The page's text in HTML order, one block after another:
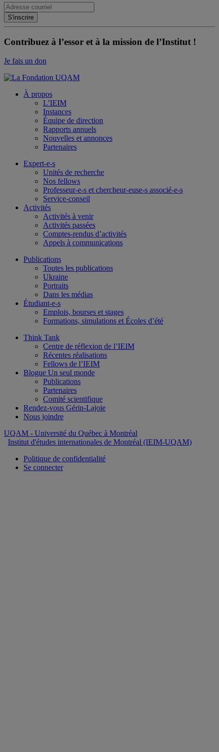
Contribuez à l’essor et à la mission de l’Institut !
Je fais un don
À propos
L’IEIM
Instances
Équipe de direction
Rapports annuels
Nouvelles et annonces
Partenaires
Expert-e-s
Unités de recherche
Nos fellows
Professeur-e-s et chercheur-euse-s associé-e-s
Service-conseil
Activités
Activités à venir
Activités passées
Comptes-rendus d’activités
Appels à communications
Publications
Toutes les publications
Ukraine
Portraits
Dans les médias
Étudiant-e-s
Emplois, bourses et stages
Formations, simulations et Écoles d’été
Think Tank
Centre de réflexion de l’IEIM
Récentes réalisations
Fellows de l’IEIM
Blogue Un seul monde
Publications
Partenaires
Comité scientifique
Rendez-vous Gérin-Lajoie
Nous joindre
UQAM - Université du Québec à Montréal
Institut d'études internationales de Montréal (IEIM-UQAM)
Politique de confidentialité
Se connecter